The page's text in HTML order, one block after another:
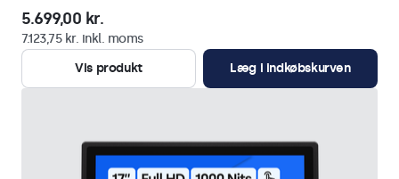
5.699,00 kr.
7.123,75 kr. inkl. moms
Vis produkt
Læg i indkøbskurven